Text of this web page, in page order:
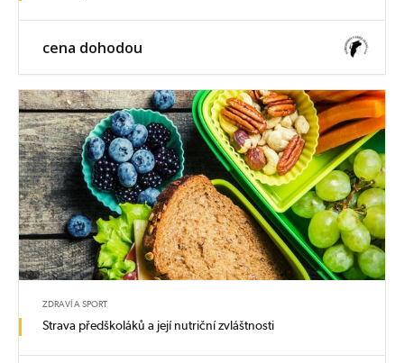
cena dohodou
ZDRAVÍ A SPORT
Strava předškoláků a její nutriční zvláštnosti